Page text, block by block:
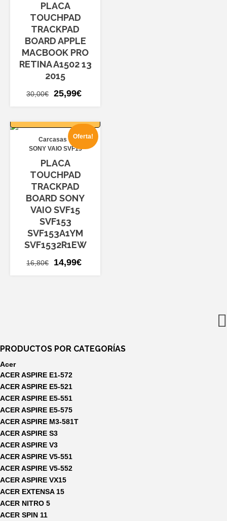
PLACA
TOUCHPAD
TRACKPAD
BOARD APPLE
MACBOOK PRO
RETINA A1502 13
2015
30,00€
El
era:
30,00€.
25,99€
es:
25,99€.
Oferta!
Carcasas
SONY VAIO SVF15
PLACA
TOUCHPAD
TRACKPAD
BOARD SONY
VAIO SVF15
SVF153
SVF153A1YM
SVF1532R1EW
16,80€
El
14,99€
PRODUCTOS POR CATEGORÍAS
Acer
ACER ASPIRE E1-572
ACER ASPIRE E5-521
ACER ASPIRE E5-551
ACER ASPIRE E5-575
ACER ASPIRE M3-581T
ACER ASPIRE S3
ACER ASPIRE V3
ACER ASPIRE V5-551
ACER ASPIRE V5-552
ACER ASPIRE VX15
ACER EXTENSA 15
ACER NITRO 5
ACER SPIN 11